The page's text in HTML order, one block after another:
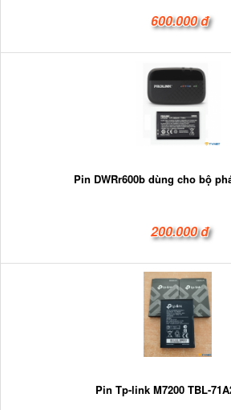
600.000 đ
Pin DWRr600b dùng cho bộ
200.000 đ
Pin Tp-link M7200 TBL-